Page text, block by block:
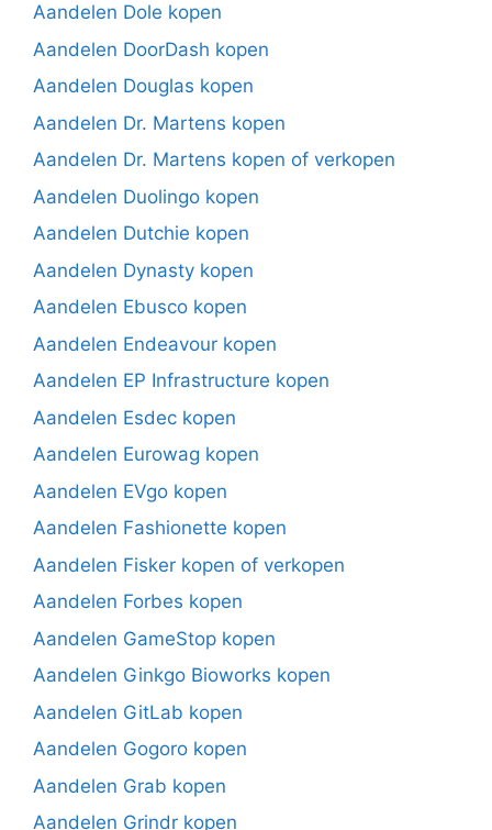
Aandelen Dole kopen
Aandelen DoorDash kopen
Aandelen Douglas kopen
Aandelen Dr. Martens kopen
Aandelen Dr. Martens kopen of verkopen
Aandelen Duolingo kopen
Aandelen Dutchie kopen
Aandelen Dynasty kopen
Aandelen Ebusco kopen
Aandelen Endeavour kopen
Aandelen EP Infrastructure kopen
Aandelen Esdec kopen
Aandelen Eurowag kopen
Aandelen EVgo kopen
Aandelen Fashionette kopen
Aandelen Fisker kopen of verkopen
Aandelen Forbes kopen
Aandelen GameStop kopen
Aandelen Ginkgo Bioworks kopen
Aandelen GitLab kopen
Aandelen Gogoro kopen
Aandelen Grab kopen
Aandelen Grindr kopen